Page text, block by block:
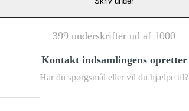
399 underskrifter ud af 1000
Kontakt indsamlingens opretter
Har du spørgsmål eller vil du hjælpe til?